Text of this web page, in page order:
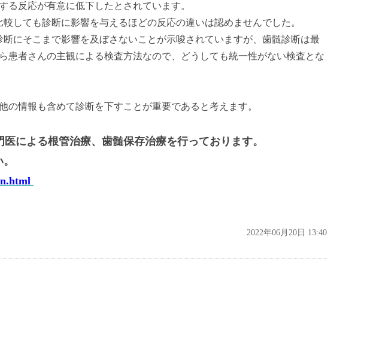
る反応が有意に低下したとされています。
しても診断に影響を与えるほどの反応の違いは認めませんでした。
にそこまで影響を及ぼさないことが示唆されていますが、歯髄診断は最
患者さんの主観による検査方法なので、どうしても統一性がない検査とな
情報も含めて診断を下すことが重要であると考えます。
による根管治療、歯髄保存治療を行っております。
2022年06月20日 13:40